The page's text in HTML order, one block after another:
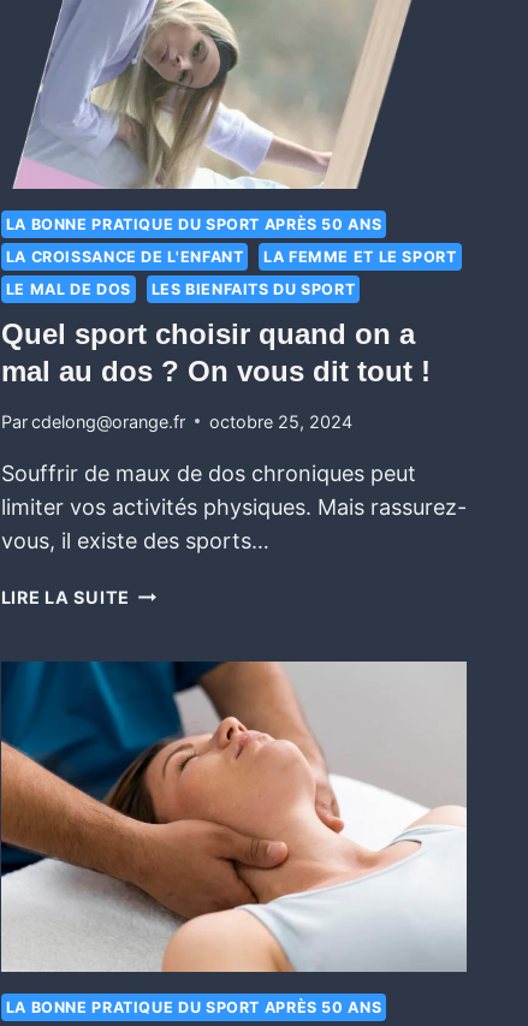
LA BONNE PRATIQUE DU SPORT APRÈS 50 ANS
LA CROISSANCE DE L'ENFANT
LA FEMME ET LE SPORT
LE MAL DE DOS
LES BIENFAITS DU SPORT
Quel sport choisir quand on a
mal au dos ? On vous dit tout !
Parcdelong@orange.fr octobre 25, 2024
Souffrir de maux de dos chroniques peut
limiter vos activités physiques. Mais rassurez-
vous, il existe des sports…
LIRE LA SUITE
LA BONNE PRATIQUE DU SPORT APRÈS 50 ANS